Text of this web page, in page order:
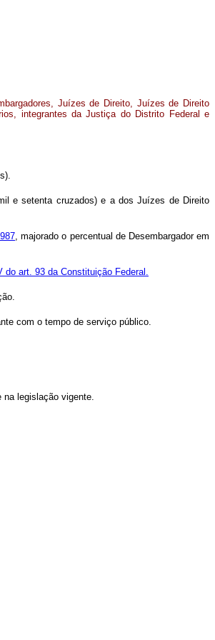
Juízes de Direito, Juízes de Direito
integrantes da Justiça do Distrito Federal e
e setenta cruzados) e a dos Juízes de Direito
, majorado o percentual de Desembargador em
do art. 93 da Constituição Federal.
com o tempo de serviço público.
na legislação vigente.